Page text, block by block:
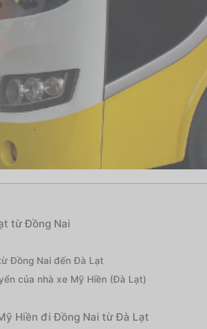
từ Đồng Nai
Đồng Nai đến Đà Lạt
của nhà xe Mỹ Hiền (Đà Lạt)
Hiền đi Đồng Nai từ Đà Lạt